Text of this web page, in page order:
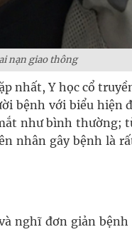
nạn giao thông
nhất, Y học cổ
bệnh với biểu hiện
như bình thường;
nhân gây bệnh là
nghĩ đơn giản